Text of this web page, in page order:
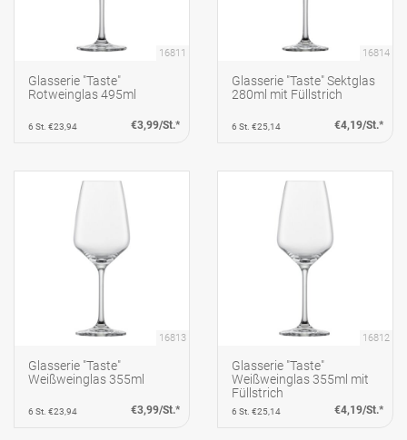
16811
Glasserie "Taste"
Rotweinglas 495ml
6 St. €23,94 €3,99/St.*
16814
Glasserie "Taste" Sektglas
280ml mit Füllstrich
6 St. €25,14 €4,19/St.*
16813
Glasserie "Taste"
Weißweinglas 355ml
6 St. €23,94 €3,99/St.*
16812
Glasserie "Taste"
Weißweinglas 355ml mit
Füllstrich
6 St. €25,14 €4,19/St.*